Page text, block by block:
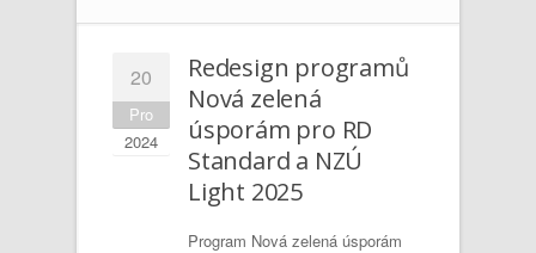
20
Pro
2024
Redesign programů
Nová zelená
úsporám pro RD
Standard a NZÚ
Light 2025
Program Nová zelená úsporám